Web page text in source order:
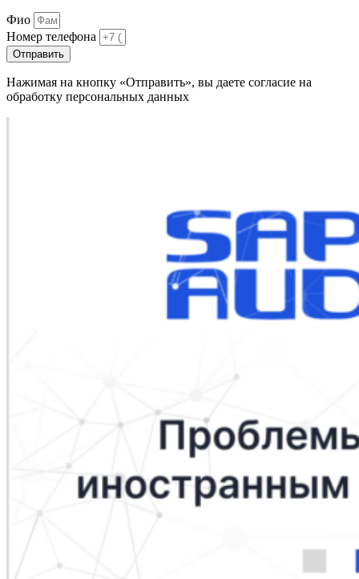
Фио
Номер телефона
Отправить
Нажимая на кнопку «Отправить», вы даете согласие на
обработку персональных данных